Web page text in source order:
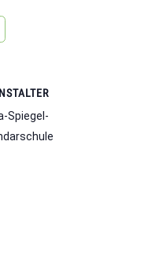
Spiegel-